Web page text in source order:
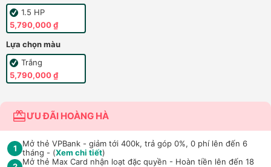
1.5 HP
5,790,000 ₫
Lựa chọn màu
Trắng
5,790,000 ₫
ƯU ĐÃI HOÀNG HÀ
1
Mở thẻ VPBank - giảm tới 400k, trả góp 0%, 0 phí lên đến 6
tháng - (Xem chi tiết)
Mở thẻ Max Card nhận loạt đặc quyền - Hoàn tiền lên đến 18